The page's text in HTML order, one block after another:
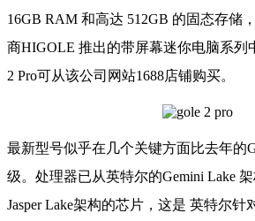
16GB RAM 和高达 512GB 的固态存储
商HIGOLE 推出的带屏幕迷你电脑系列
2 Pro可从该公司网站1688店铺购买。
最新型号似乎在几个关键方面比去年的
级。处理器已从英特尔的Gemini Lake
Jasper Lake架构的芯片，这是 英特尔